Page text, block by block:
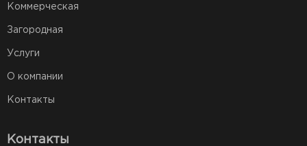
Коммерческая
Загородная
Услуги
О компании
Контакты
Контакты